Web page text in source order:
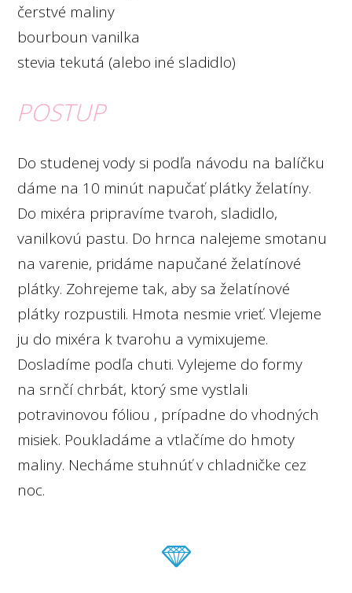
čerstvé maliny
bourboun vanilka
stevia tekutá (alebo iné sladidlo)
POSTUP
Do studenej vody si podľa návodu na balíčku
dáme na 10 minút napučať plátky želatíny.
Do mixéra pripravíme tvaroh, sladidlo,
vanilkovú pastu. Do hrnca nalejeme smotanu
na varenie, pridáme napučané želatínové
plátky. Zohrejeme tak, aby sa želatínové
plátky rozpustili. Hmota nesmie vrieť. Vlejeme
ju do mixéra k tvarohu a vymixujeme.
Dosladíme podľa chuti. Vylejeme do formy
na srnčí chrbát, ktorý sme vystlali
potravinovou fóliou , prípadne do vhodných
misiek. Poukladáme a vtlačíme do hmoty
maliny. Necháme stuhnúť v chladničke cez
noc.